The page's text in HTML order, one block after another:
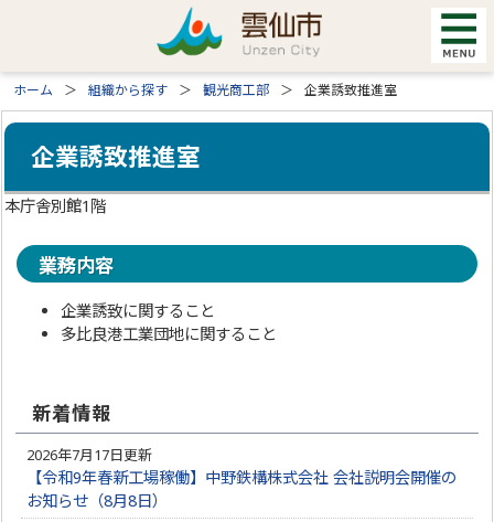
ホーム 組織から探す 観光商工部 企業誘致推進室
企業誘致推進室
本庁舎別館1階
業務内容
企業誘致に関すること
多比良港工業団地に関すること
新着情報
2026年7月17日更新
【令和9年春新工場稼働】中野鉄構株式会社 会社説明会開催の
お知らせ（8月8日）